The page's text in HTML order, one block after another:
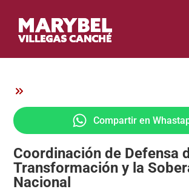
Compartir en
Coordinación de Defensa
Transformación y la
Nacional